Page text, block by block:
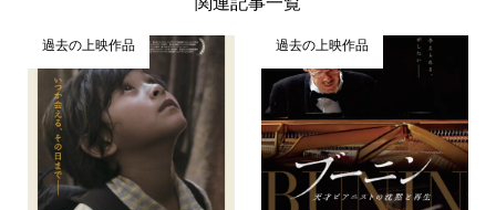
過去の上映作品 過去の上映作品